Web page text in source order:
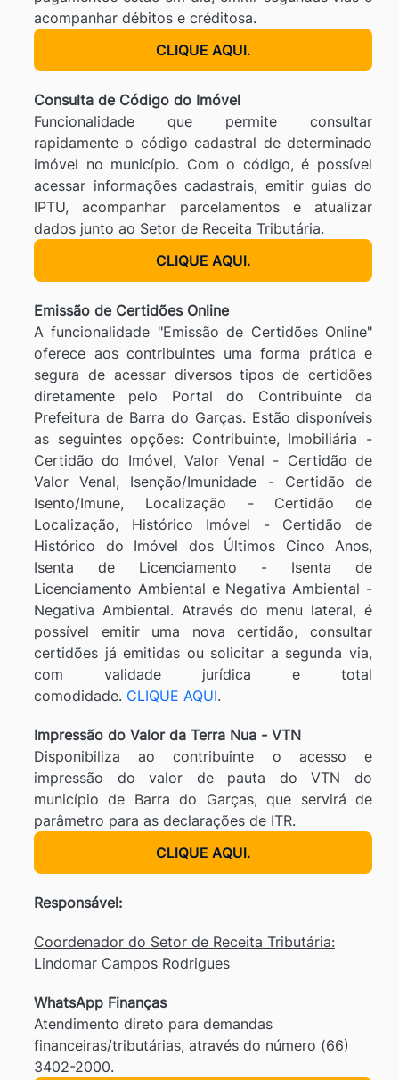
acompanhar débitos e créditosa.
CLIQUE AQUI.
Consulta de Código do Imóvel
Funcionalidade que permite consultar
rapidamente o código cadastral de determinado
imóvel no município. Com o código, é possível
acessar informações cadastrais, emitir guias do
IPTU, acompanhar parcelamentos e atualizar
dados junto ao Setor de Receita Tributária.
CLIQUE AQUI.
Emissão de Certidões Online
A funcionalidade "Emissão de Certidões Online"
oferece aos contribuintes uma forma prática e
segura de acessar diversos tipos de certidões
diretamente pelo Portal do Contribuinte da
Prefeitura de Barra do Garças. Estão disponíveis
as seguintes opções: Contribuinte, Imobiliária -
Certidão do Imóvel, Valor Venal - Certidão de
Valor Venal, Isenção/Imunidade - Certidão de
Isento/Imune, Localização - Certidão de
Localização, Histórico Imóvel - Certidão de
Histórico do Imóvel dos Últimos Cinco Anos,
Isenta de Licenciamento - Isenta de
Licenciamento Ambiental e Negativa Ambiental -
Negativa Ambiental. Através do menu lateral, é
possível emitir uma nova certidão, consultar
certidões já emitidas ou solicitar a segunda via,
com validade jurídica e total
comodidade. CLIQUE AQUI.
Impressão do Valor da Terra Nua - VTN
Disponibiliza ao contribuinte o acesso e
impressão do valor de pauta do VTN do
município de Barra do Garças, que servirá de
parâmetro para as declarações de ITR.
CLIQUE AQUI.
Responsável:
Coordenador do Setor de Receita Tributária:
Lindomar Campos Rodrigues
WhatsApp Finanças
Atendimento direto para demandas
financeiras/tributárias, através do número (66)
3402-2000.